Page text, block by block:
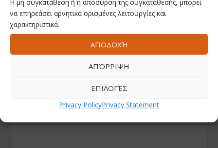
Η μη συγκατάθεση ή η απόσυρση της συγκατάθεσης, μπορεί
να επηρεάσει αρνητικά ορισμένες λειτουργίες και
χαρακτηριστικά.
ΑΠΟΔΟΧΉ
ΑΠΌΡΡΙΨΗ
ΕΠΙΛΟΓΈΣ
Privacy PolicyPrivacy Statement